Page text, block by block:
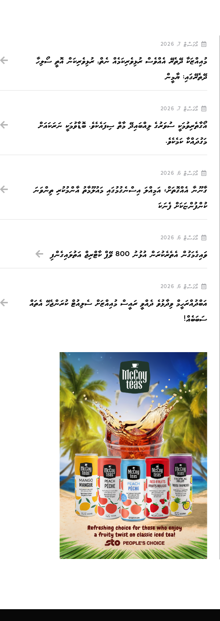
އޯގަސްޓް 7, 2026
މުއިއްޒަކާ ދޭތެރޭ އެއްވެސް ރުޅިވެރިކަމެއް ނެތް, ރުޅިވެރިކަން އޮތީ ސޯލިހާ
ދޭތެރޭގައި: ޔާމީން
އޯގަސްޓް 7, 2026
އޯގާތެރިވުމަކީ ސުވަރުގެ ލިއްބައިދޭ މާތް ސިފައެކެވެ. ބޮޑާވުމަކީ ނަރަކައަށް
މަގުދައްކާ ކަމެކެވެ.
އޯގަސްޓް 6, 2026
ގާނޫނާ އެއްގޮތަށް، އަމިއްލަ އިސްނެގުމުގައި މައުލޫމާތު އާންމުކުރި ތިންވަނަ
ކުންފުންޏަކަށް ފެނަކަ
އޯގަސްޓް 6, 2026
ވައިގެމަގުން އެތެރެކުރަން އުޅުނު 800 ވޭޕް ކާޓްރިޖް އަތުލައިގެންފި
އޯގަސްޓް 6, 2026
އަބްދުއްރަހީމް ވިދާޅުވެ ދެއްވީ ރައީސް މުއިއްޒަށް ސެލިއުޓް ކުރަންޖެހޭ އެތައް
ސަބަބެއް!